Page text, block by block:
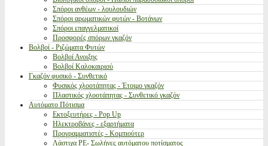
Σπόροι ανθέων - λουλουδιών
Σπόροι αρωματικών φυτών - Βοτάνων
Σπόροι επαγγελματικοί
Προσφορές σπόρων γκαζόν
Βολβοί - Ριζώματα Φυτών
Βολβοί Ανοιξης
Βολβοί Καλοκαιριού
Γκαζόν φυσικό - Συνθετικό
Φυσικός χλοοτάπητας - Έτοιμο γκαζόν
Πλαστικός χλοοτάπητας - Συνθετικό γκαζόν
Αυτόματο Πότισμα
Εκτοξευτήρες - Pop Up
Ηλεκτροβάνες - εξαρτήματα
Προγραμματιστές - Κομπιούτερ
Λάστιχα PE- Σωλήνες αυτόματου ποτίσματος